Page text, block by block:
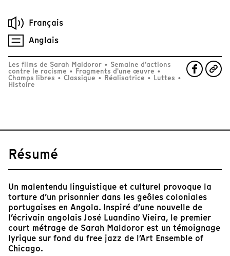
Français
Anglais
Les films de Sarah Maldoror • Semaine d’actions
contre le racisme • Fragments d'une œuvre •
Champs libres • Classique • Réalisatrice • Luttes •
Histoire
Résumé
Un malentendu linguistique et culturel provoque la
torture d’un prisonnier dans les geôles coloniales
portugaises en Angola. Inspiré d’une nouvelle de
l’écrivain angolais José Luandino Vieira, le premier
court métrage de Sarah Maldoror est un témoignage
lyrique sur fond du free jazz de l’Art Ensemble of
Chicago.